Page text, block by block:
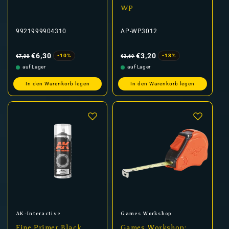
9921999904310
Preis
€7,00 €6,30
-10%
auf Lager
In den Warenkorb legen
WP
AP-WP3012
Preis
€3,69 €3,20
-13%
auf Lager
In den Warenkorb legen
Anbieter:
AK-Interactive Anbieter:
Games Workshop